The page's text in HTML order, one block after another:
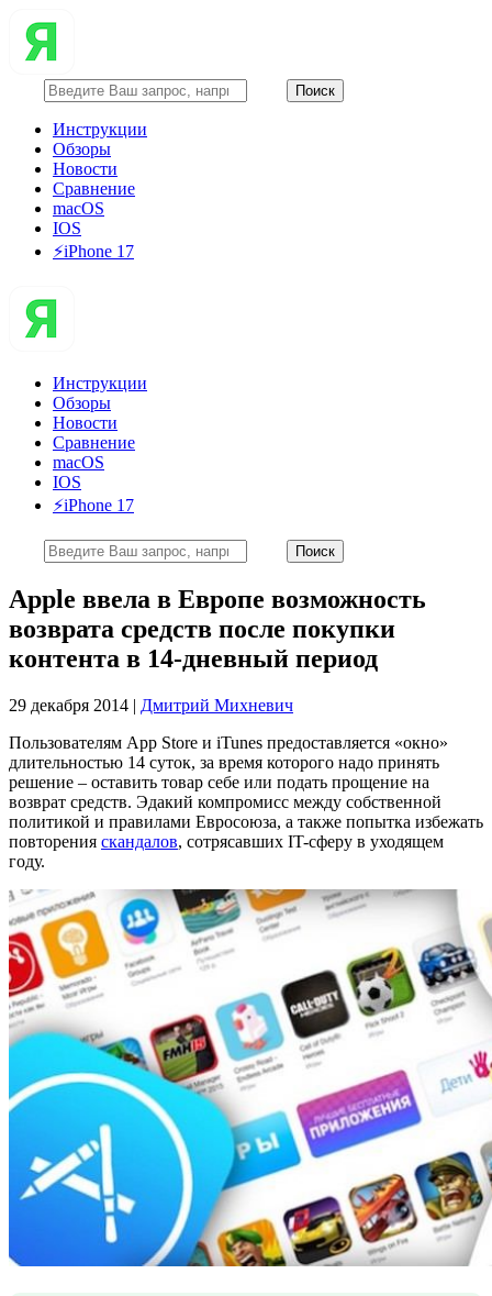
Инструкции
Обзоры
Новости
Сравнение
macOS
IOS
⚡️iPhone 17
Инструкции
Обзоры
Новости
Сравнение
macOS
IOS
⚡️iPhone 17
Apple ввела в Европе возможность
возврата средств после покупки
контента в 14-дневный период
29 декабря 2014 | Дмитрий Михневич
Пользователям App Store и iTunes предоставляется «окно»
длительностью 14 суток, за время которого надо принять
решение – оставить товар себе или подать прощение на
возврат средств. Эдакий компромисс между собственной
политикой и правилами Евросоюза, а также попытка избежать
повторения скандалов, сотрясавших IT-сферу в уходящем
году.